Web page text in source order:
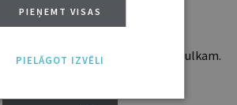
aicinām pievienoties lasītāju pulkam.
PIEŅEMT VISAS
PIELĀGOT IZVĒLI